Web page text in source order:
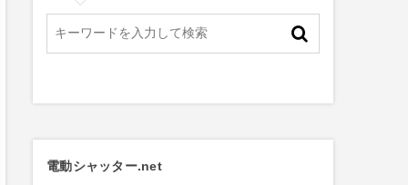
電動シャッター.net